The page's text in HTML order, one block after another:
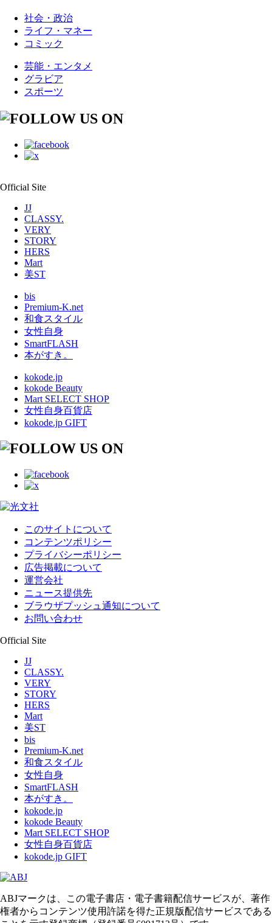
社会・政治
ライフ・マネー
コミック
芸能・エンタメ
グラビア
スポーツ
Official Site
JJ
CLASSY.
VERY
STORY
HERS
Mart
美ST
bis
Premium-K.net
和食スタイル
女性自身
SmartFLASH
本がすき。
kokode.jp
kokode Beauty
Mart SELECT SHOP
女性自身百貨店
kokode.jp GIFT
このサイトについて
コンテンツポリシー
プライバシーポリシー
広告掲載について
運営会社
ニュース提供先
ブラウザプッシュ通知について
お問い合わせ
Official Site
JJ
CLASSY.
VERY
STORY
HERS
Mart
美ST
bis
Premium-K.net
和食スタイル
女性自身
SmartFLASH
本がすき。
kokode.jp
kokode Beauty
Mart SELECT SHOP
女性自身百貨店
kokode.jp GIFT
ABJマークは、この電子書店・電子書籍配信サービスが、著作
権者からコンテンツ使用許諾を得た正規版配信サービスである